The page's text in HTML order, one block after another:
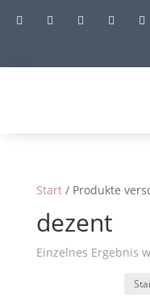
    
Start/ Produkte
dezent
Einzelnes Ergebnis